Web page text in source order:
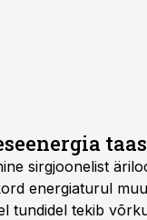
sirgjoonelist
energiaturul
tundidel tekib